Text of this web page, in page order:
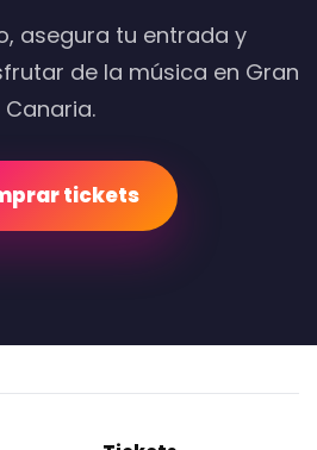
asegura tu entrada y
de la música en Gran
Canaria.
tickets